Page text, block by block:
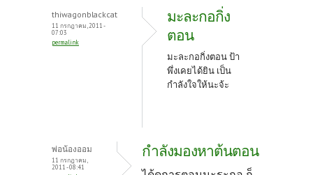
thiwagonblackcat
11 กรกฎาคม, 2011 -
07:03
permalink
มะละกอกิ่ง
ตอน
มะละกอกิ่งตอน ป้า
พึ่งเคยได้ยิน เป็น
กำลังใจให้นะจ้ะ
พ่อน้องออม
11 กรกฎาคม,
2011 - 08:41
กำลังมองหาต้นตอน